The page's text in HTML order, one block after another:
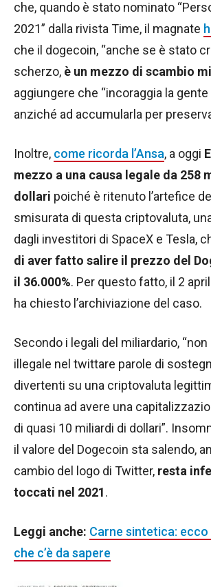
che, quando è stato nominato
2021” dalla rivista Time, il magnate
che il dogecoin, “anche se è stato
scherzo, è un mezzo di scambio
aggiungere che “incoraggia la
anziché ad accumularla per
Inoltre, come ricorda l’Ansa, a oggi
mezzo a una causa legale da 258
dollari poiché è ritenuto l’artefice
smisurata di questa criptovaluta,
dagli investitori di SpaceX e Tesla,
di aver fatto salire il prezzo del
il 36.000%. Per questo fatto, il 2
ha chiesto l’archiviazione del caso.
Secondo i legali del miliardario, “non
illegale nel twittare parole di
divertenti su una criptovaluta
continua ad avere una
di quasi 10 miliardi di dollari”.
il valore del Dogecoin sta salendo,
cambio del logo di Twitter, resta
toccati nel 2021.
Leggi anche: Carne sintetica:
che c’è da sapere